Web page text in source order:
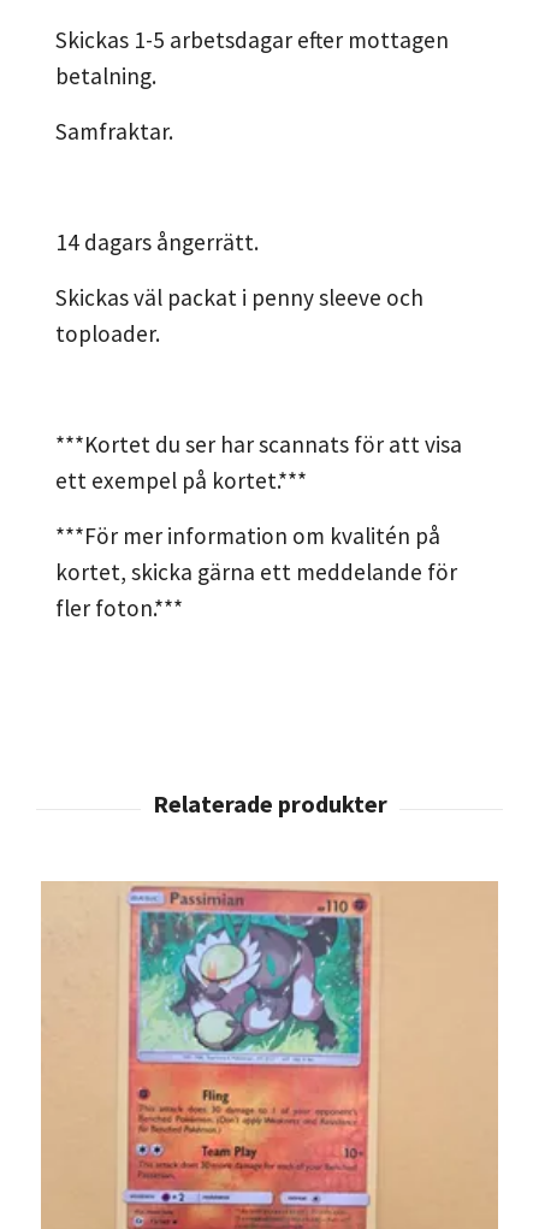
Skickas 1-5 arbetsdagar efter mottagen
betalning.
Samfraktar.
14 dagars ångerrätt.
Skickas väl packat i penny sleeve och
toploader.
***Kortet du ser har scannats för att visa
ett exempel på kortet.***
***För mer information om kvalitén på
kortet, skicka gärna ett meddelande för
fler foton.***